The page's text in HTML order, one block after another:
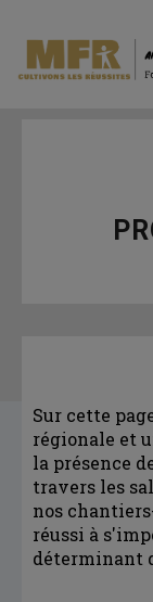
Sur cette
régionale et
la présence
travers les
nos
réussi à
déterminant